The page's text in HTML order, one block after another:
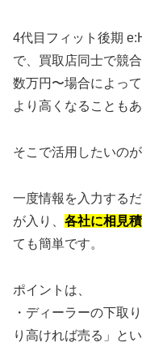
4代目フィット後期
で、買取店同士で競合
数万円〜場合によっ
より高くなることもあ
そこで活用したいの
一度情報を入力する
が入り、 各社に相見
ても簡単です。
ポイントは、
・ディーラーの下取
り高ければ売る」と